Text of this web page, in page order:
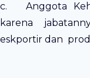
c. Anggota
karena
eskportir dan